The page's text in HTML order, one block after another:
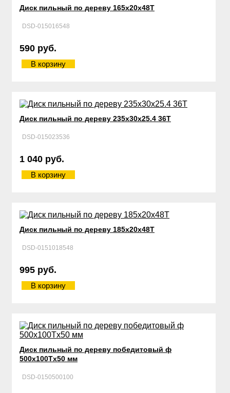
Диск пильный по дереву 165х20х48Т
DSD-015016548
590 руб.
В корзину
Диск пильный по дереву 235х30х25.4 36Т
DSD-015023536
1 040 руб.
В корзину
Диск пильный по дереву 185х20х48Т
DSD-0151018548
995 руб.
В корзину
Диск пильный по дереву победитовый ф
500х100Тx50 мм
DSD-0150500100